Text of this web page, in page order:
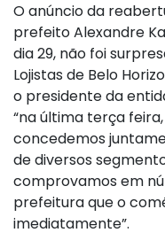
O anúncio da
prefeito Alexandre
dia 29, não foi
Lojistas de Belo
o presidente da
“na última terça
concedemos
de diversos
comprovamos em
prefeitura que o
imediatamente”.